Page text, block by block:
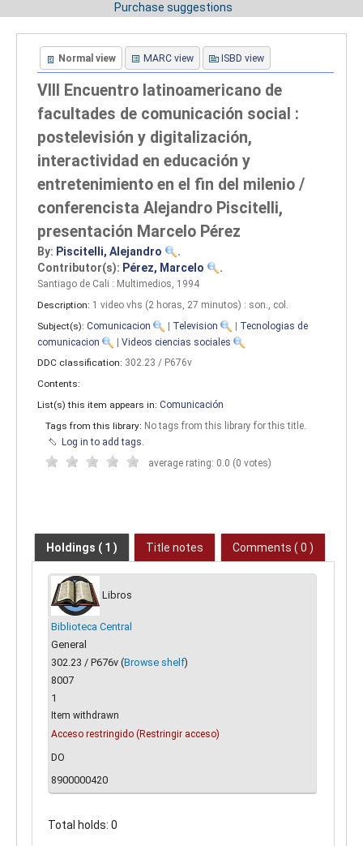
Purchase suggestions
Normal view MARC view ISBD view
VIII Encuentro latinoamericano de
facultades de comunicación social :
postelevisión y digitalización,
interactividad en educación y
entretenimiento en el fin del milenio /
conferencista Alejandro Piscitelli,
presentación Marcelo Pérez
By: Piscitelli, Alejandro
.
Contributor(s): Pérez, Marcelo .
Santiago de Cali : Multimedios, 1994
Description: 1 video vhs (2 horas, 27 minutos) : son., col
Subject(s): Comunicacion | Television | Tecnologias de
comunicacion
| Videos ciencias sociales
DDC classification: 302.23 / P676v
Contents:
List(s) this item appears in: Comunicación
Tags from this library: No tags from this library for this title.
Log in to add tags.
average rating: 0.0 (0 votes)
Holdings ( 1 ) Title notes Comments ( 0 )
Libros
Biblioteca Central
General
302.23 / P676v (Browse shelf)
8007
1
Item withdrawn
Acceso restringido (Restringir acceso)
DO
8900000420
Total holds: 0